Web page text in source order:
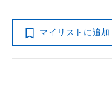
マイリストに追加